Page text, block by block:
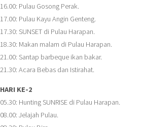
16.00: Pulau Gosong Perak.
17.00: Pulau Kayu Angin Genteng.
17.30: SUNSET di Pulau Harapan.
18.30: Makan malam di Pulau Harapan.
21.00: Santap barbeque ikan bakar.
21.30: Acara Bebas dan Istirahat.
HARI KE-2
05.30: Hunting SUNRISE di Pulau Harapan.
08.00: Jelajah Pulau.